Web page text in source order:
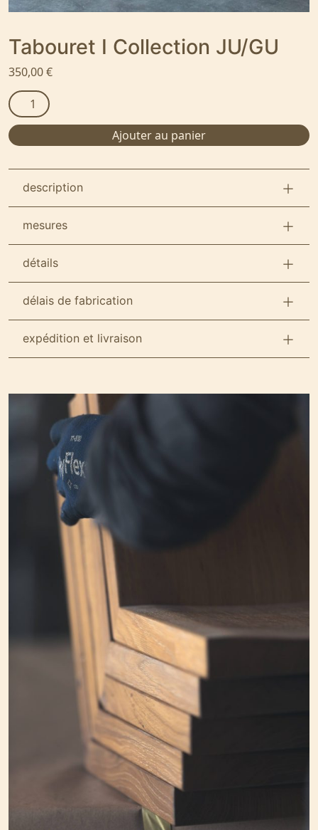
Tabouret I Collection JU/GU
350,00€
quantité
de
Tabouret
Collection
JU/GU
Ajouter au panier
description
mesures
détails
délais de fabrication
expédition et livraison